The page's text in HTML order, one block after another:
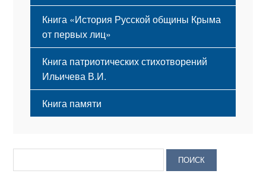
Книга «История Русской общины Крыма
от первых лиц»
Книга патриотических стихотворений
Ильичева В.И.
Книга памяти